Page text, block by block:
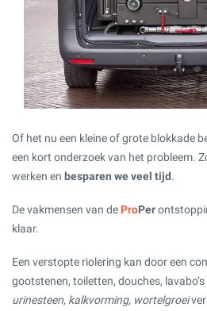
Of het nu een kleine of grote blokkade
een kort onderzoek van het probleem.
werken en besparen we veel tijd.
De vakmensen van de ProPer
klaar.
Een verstopte riolering kan door een
gootstenen, toiletten, douches,
urinesteen, kalkvorming, wortelgroei